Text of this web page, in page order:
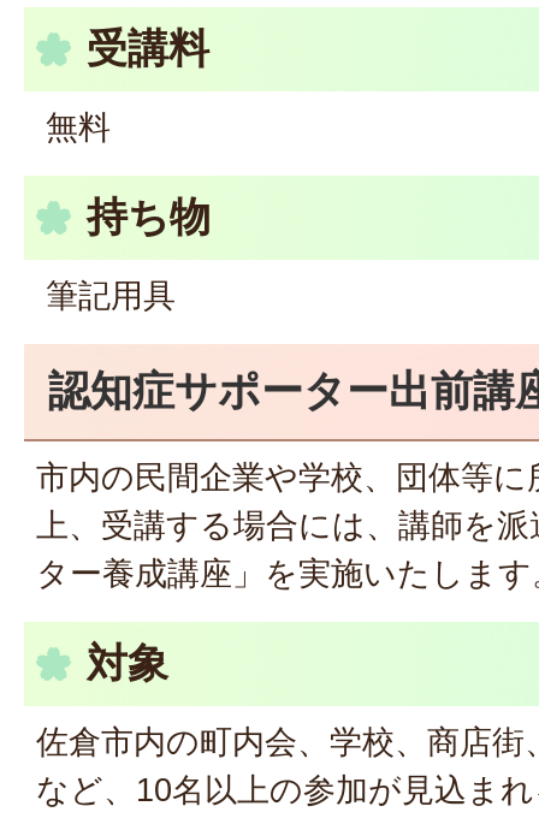
受講料
無料
持ち物
筆記用具
認知症サポーター出前講
市内の民間企業や学校、団体等
上、受講する場合には、講師を
ター養成講座」を実施いたします
対象
佐倉市内の町内会、学校、商店
など、10名以上の参加が見込ま